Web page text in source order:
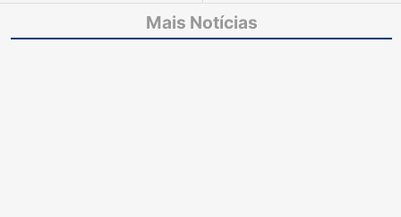
enunciados da Justiça
cearense na VIII
Consumidor durante
Mais Notícias